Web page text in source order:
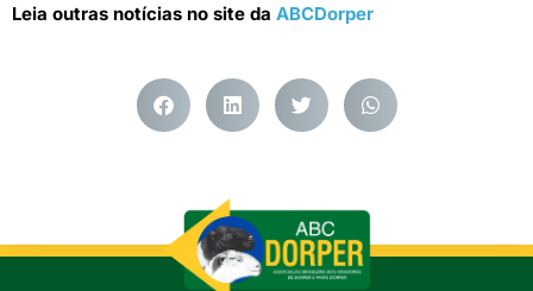
Leia outras notícias no site da ABCDorper